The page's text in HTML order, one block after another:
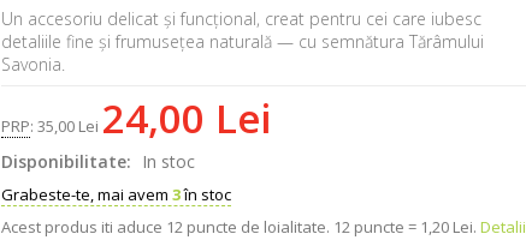
Un accesoriu delicat și funcțional, creat pentru cei care iubesc
detaliile fine și frumusețea naturală — cu semnătura Tărâmului
Savonia.
PRP: 35,00 Lei 24,00 Lei
Disponibilitate: In stoc
Grabeste-te, mai avem 3în stoc
Acest produs iti aduce 12puncte de loialitate. 12 puncte = 1,20 Lei. Detalii